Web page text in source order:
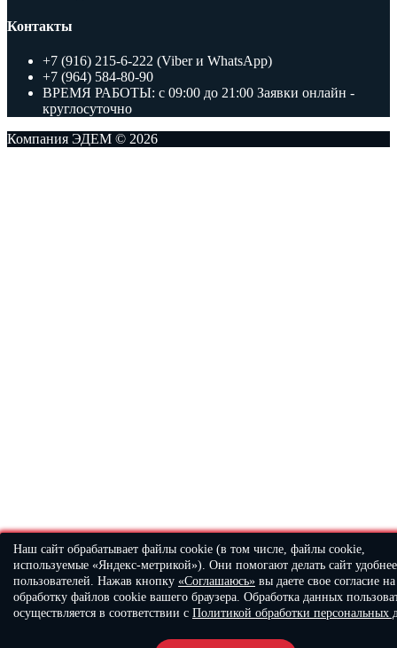
Контакты
+7 (916) 215-6-222 (Viber и WhatsApp)
+7 (964) 584-80-90
ВРЕМЯ РАБОТЫ: с 09:00 до 21:00 Заявки онлайн -
круглосуточно
Компания ЭДЕМ © 2026
Наш сайт обрабатывает файлы cookie (в том числе, файлы cookie,
используемые «Яндекс-метрикой»). Они помогают делать сайт
пользователей. Нажав кнопку «Соглашаюсь» вы даете свое согласие на
обработку файлов cookie вашего браузера. Обработка данных
осуществляется в соответствии с Политикой обработки персональных